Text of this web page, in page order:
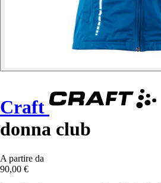
Craft
donna club
A partire da
90,00 €